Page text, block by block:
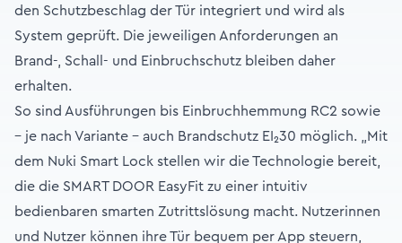
den Schutzbeschlag der Tür integriert und wird als
System geprüft. Die jeweiligen Anforderungen an
Brand-, Schall- und Einbruchschutz bleiben daher
erhalten.
So sind Ausführungen bis Einbruchhemmung RC2 sowie
– je nach Variante – auch Brandschutz EI₂30 möglich. „Mit
dem Nuki Smart Lock stellen wir die Technologie bereit,
die die SMART DOOR EasyFit zu einer intuitiv
bedienbaren smarten Zutrittslösung macht. Nutzerinnen
und Nutzer können ihre Tür bequem per App steuern,